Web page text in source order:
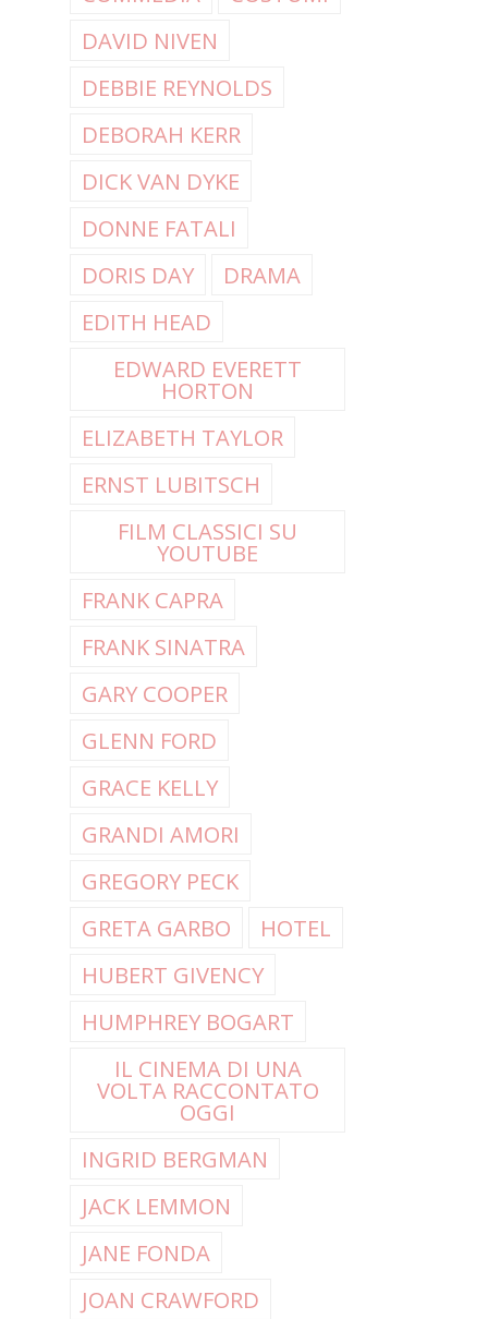
DAVID NIVEN
DEBBIE REYNOLDS
DEBORAH KERR
DICK VAN DYKE
DONNE FATALI
DORIS DAY
DRAMA
EDITH HEAD
EDWARD EVERETT
HORTON
ELIZABETH TAYLOR
ERNST LUBITSCH
FILM CLASSICI SU
YOUTUBE
FRANK CAPRA
FRANK SINATRA
GARY COOPER
GLENN FORD
GRACE KELLY
GRANDI AMORI
GREGORY PECK
GRETA GARBO
HOTEL
HUBERT GIVENCY
HUMPHREY BOGART
IL CINEMA DI UNA
VOLTA RACCONTATO
OGGI
INGRID BERGMAN
JACK LEMMON
JANE FONDA
JOAN CRAWFORD